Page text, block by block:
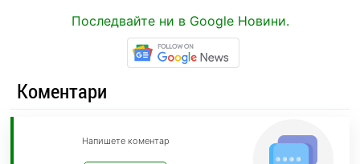
Последвайте ни в Google Новини.
Коментари
Напишете коментар